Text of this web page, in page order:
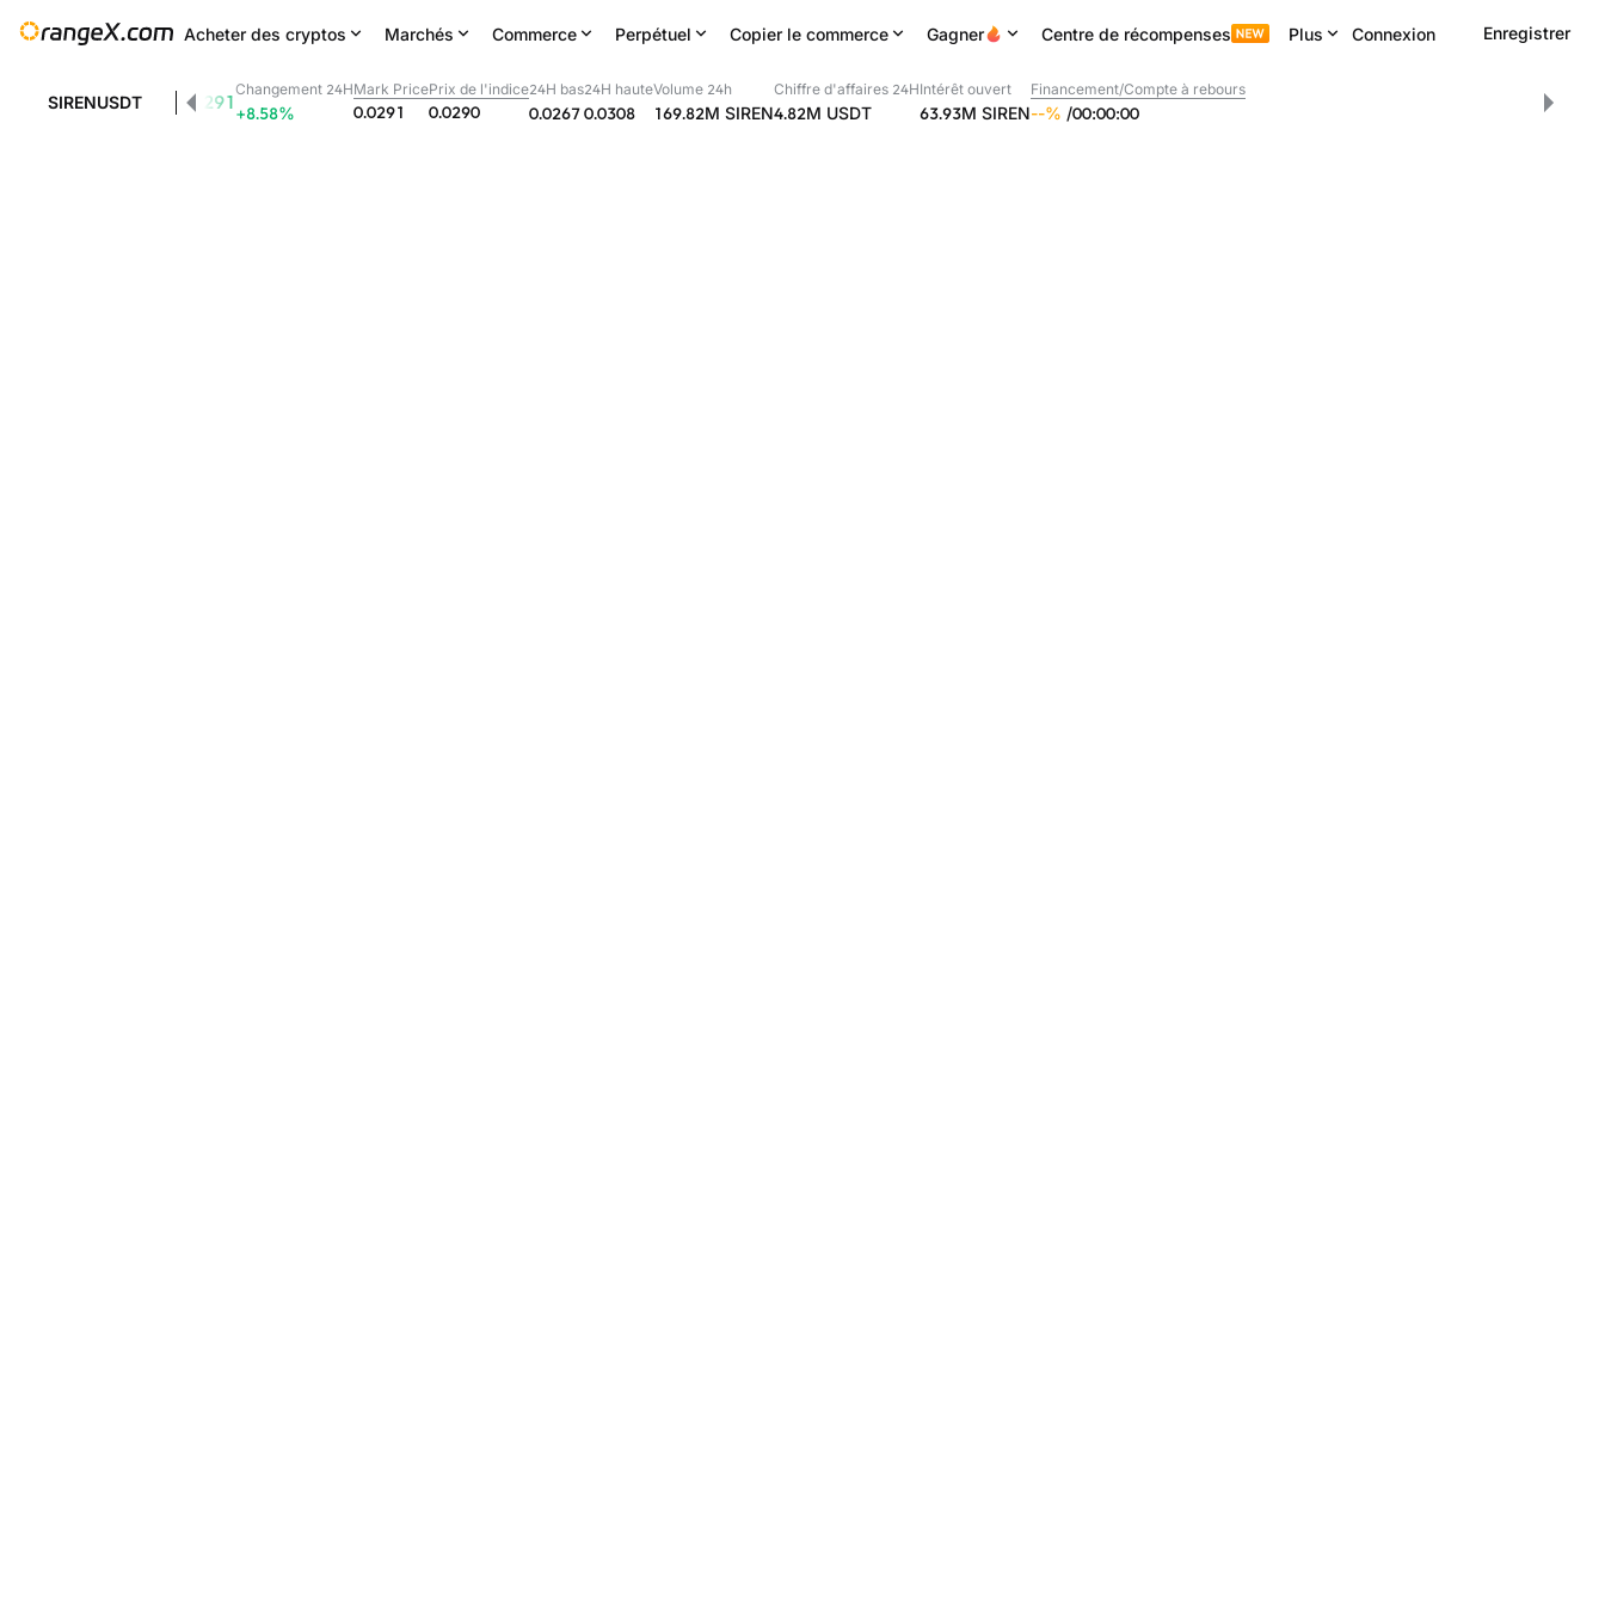
Acheter des cryptos Marchés Commerce Perpétuel Copier le commerce Gagner Centre de récompenses Plus Connexion Enregistrer
SIRENUSDT 0.0291
Changement 24H
+8.58%
Mark Price
0.0291
Prix de l'indice
0.0290
24H bas
0.0267
24H haute
0.0308
Volume 24h
169.82M SIREN
Chiffre d'affaires 24H
4.82M USDT
Intérêt ouvert
63.93M SIREN
Financement/Compte à rebours
--% /00:00:00